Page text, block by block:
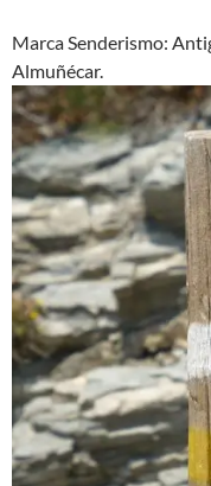
Marca Senderismo:
Almuñécar.